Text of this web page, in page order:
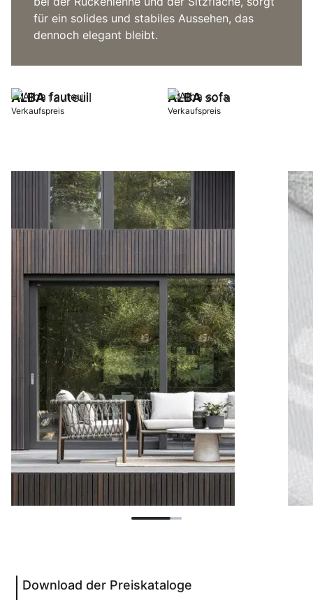
für ein solides und stabiles Aussehen, das
dennoch elegant bleibt.
ALBAfauteuil
Verkaufspreis
ALBAsofa
Verkaufspreis
Download der Preiskataloge